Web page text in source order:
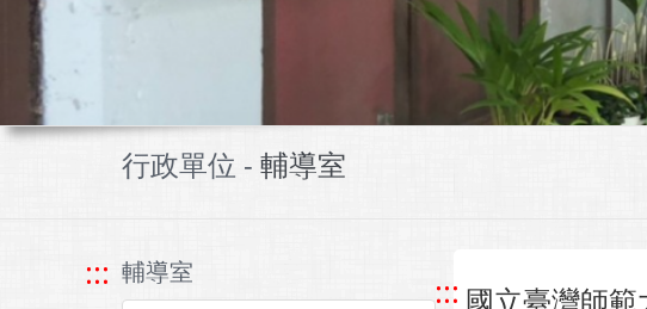
行政單位 - 輔導室
::: 輔導室 ::: 國立臺灣師